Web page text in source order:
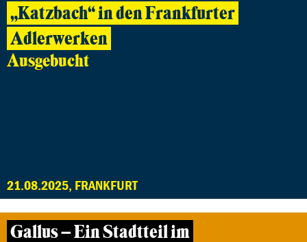
„Katzbach“ in den Frankfurter
Adlerwerken
Ausgebucht
21.08.2025, FRANKFURT
Gallus – Ein Stadtteil im